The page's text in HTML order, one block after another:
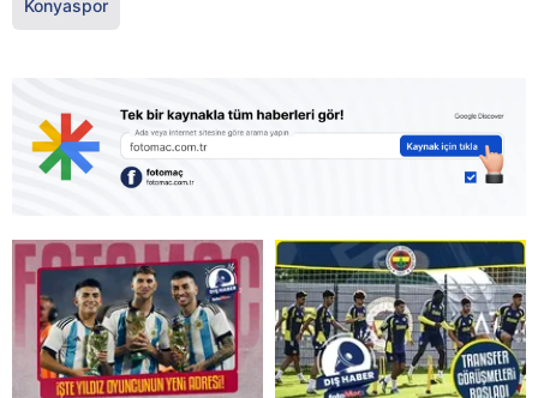
Konyaspor